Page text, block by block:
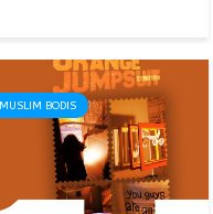
MUSLIM BODIS